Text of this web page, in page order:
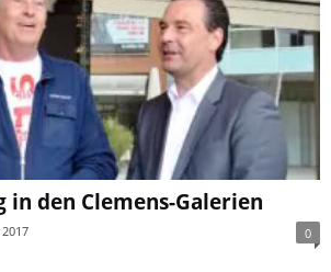
in den Clemens-Galerien
0